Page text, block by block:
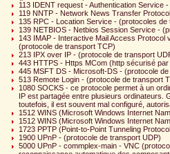
113 IDENT request - Authentication Service
119 NNTP - Network News Transfer
135 RPC - Location Service - (protocoles
139 NETBIOS - Netbios Session Service -
143 IMAP - Interactive Mail Access
(protocole de transport TCP)
213 IPX over IP - (protocole de transport
443 HTTPS - Https MCom (http sécurisé
445 MSFT DS - Microsoft-DS - (protocole
513 Remote Login - (protocole de transport
1080 SOCKS - ce protocole permet à un
IP est partagée entre plusieurs
toutefois, il est souvent mal configuré,
1512 WINS (Microsoft Windows Internet
1512 WINS (Microsoft Windows Internet
1723 PPTP (Point-to-Point Tunneling
1900 UPnP - (protocole de transport UDP)
5000 UPnP - commplex-main - VNC